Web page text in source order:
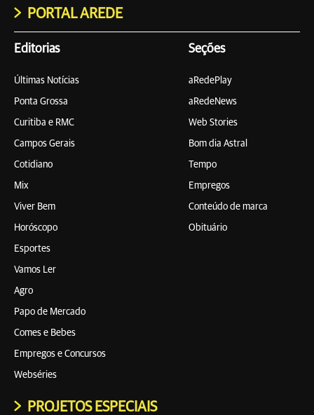
PORTAL AREDE
Editorias
Últimas Notícias
Ponta Grossa
Curitiba e RMC
Campos Gerais
Cotidiano
Mix
Viver Bem
Horóscopo
Esportes
Vamos Ler
Agro
Papo de Mercado
Comes e Bebes
Empregos e Concursos
Webséries
Seções
aRedePlay
aRedeNews
Web Stories
Bom dia Astral
Tempo
Empregos
Conteúdo de marca
Obituário
PROJETOS ESPECIAIS